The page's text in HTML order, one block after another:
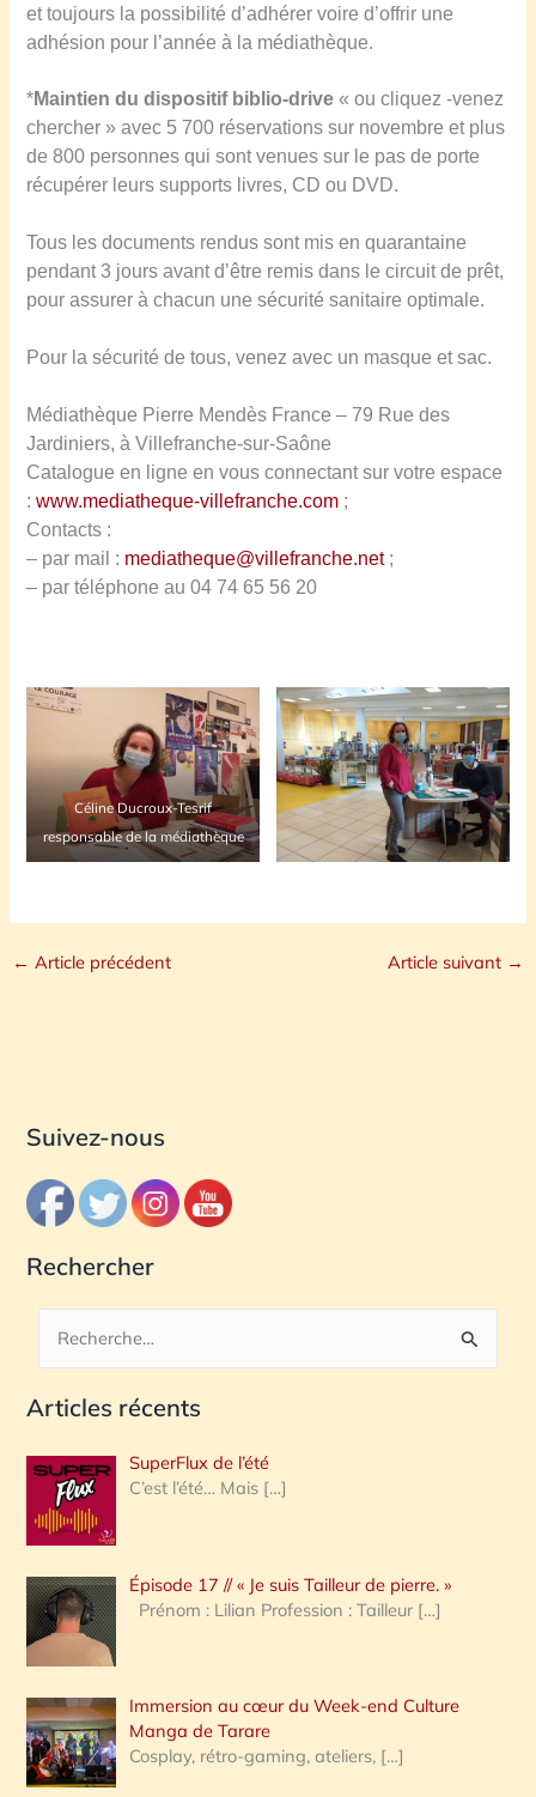
et toujours la possibilité d’adhérer voire d’offrir une
adhésion pour l’année à la médiathèque.
*Maintien du dispositif biblio-drive « ou cliquez -venez
chercher » avec 5 700 réservations sur novembre et plus
de 800 personnes qui sont venues sur le pas de porte
récupérer leurs supports livres, CD ou DVD.
Tous les documents rendus sont mis en quarantaine
pendant 3 jours avant d’être remis dans le circuit de prêt,
pour assurer à chacun une sécurité sanitaire optimale.
Pour la sécurité de tous, venez avec un masque et sac.
Médiathèque Pierre Mendès France – 79 Rue des
Jardiniers, à Villefranche-sur-Saône
Catalogue en ligne en vous connectant sur votre espace
:www.mediatheque-villefranche.com ;
Contacts :
– par mail : mediatheque@villefranche.net;
– par téléphone au 04 74 65 56 20
Céline Ducroux-Tesrif
responsable de la médiathèque
← Article précédent Article suivant →
Suivez-nous
Rechercher
c
e
r
c
h
e
:
Articles récents
SuperFlux de l’été
C’est l’été… Mais […]
Épisode 17 // « Je suis Tailleur de pierre. »
Prénom : Lilian Profession : Tailleur […]
Immersion au cœur du Week-end Culture
Manga de Tarare
Cosplay, rétro-gaming, ateliers, […]